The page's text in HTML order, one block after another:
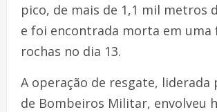
pico, de mais de 1,1 mil metros
e foi encontrada morta em uma
rochas no dia 13.
A operação de resgate, liderada
de Bombeiros Militar, envolveu